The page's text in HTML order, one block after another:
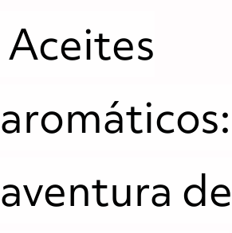
Aceites
aventura de